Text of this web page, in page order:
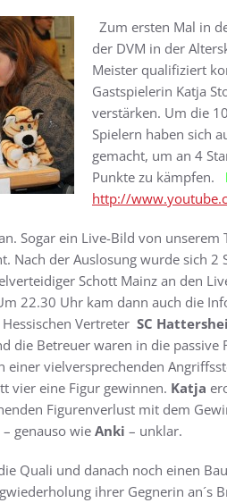
Zum ersten Mal in
der DVM in der
Meister qualifiziert
Gastspielerin Katja
verstärken. Um die
Spielern haben sich
gemacht, um an 4
Punkte zu kämpfen.
http://
Sogar ein Live-Bild von unserem
Nach der Auslosung wurde sich
Schott Mainz an den
22.30 Uhr kam dann auch die
Vertreter SC
die Betreuer waren in die
einer vielversprechenden
vier eine Figur gewinnen. Katja
Figurenverlust mit dem
genauso wieAnki – unklar.
Quali und danach noch einen
ihrer Gegnerin an´s